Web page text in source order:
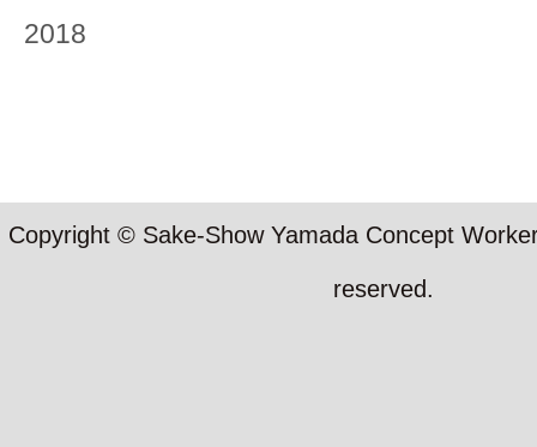
2018
Copyright © Sake-Show Yamada Concept
reserved.